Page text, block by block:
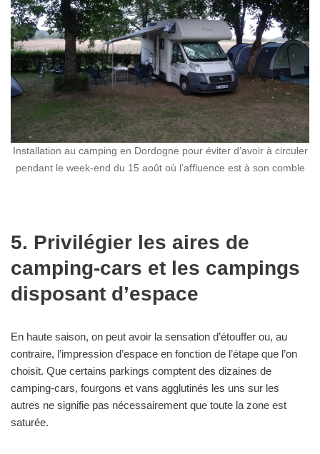
Installation au camping en Dordogne pour éviter d’avoir à circuler
pendant le week-end du 15 août où l’affluence est à son comble
5. Privilégier les aires de
camping-cars et les campings
disposant d’espace
En haute saison, on peut avoir la sensation d’étouffer ou, au
contraire, l’impression d’espace en fonction de l’étape que l’on
choisit. Que certains parkings comptent des dizaines de
camping-cars, fourgons et vans agglutinés les uns sur les
autres ne signifie pas nécessairement que toute la zone est
saturée.